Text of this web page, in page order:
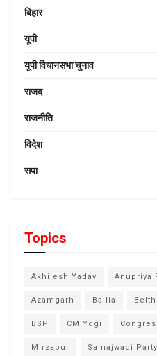
बिहार
यूपी
यूपी विधानसभा चुनाव
राजद
राजनीति
विदेश
सपा
Topics
Akhilesh Yadav Anupriya
Azamgarh Ballia
BSP CM Yogi
Mirzapur Samajwadi Party